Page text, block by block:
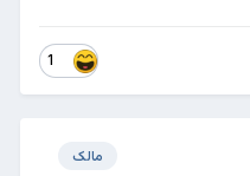
1
مالک